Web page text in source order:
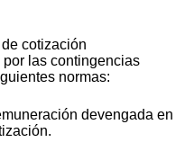
cotización
las contingencias
normas:
devengada en